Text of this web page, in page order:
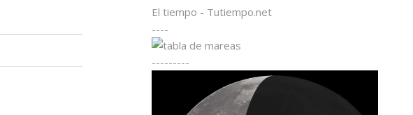
El tiempo - Tutiempo.net
----
---------